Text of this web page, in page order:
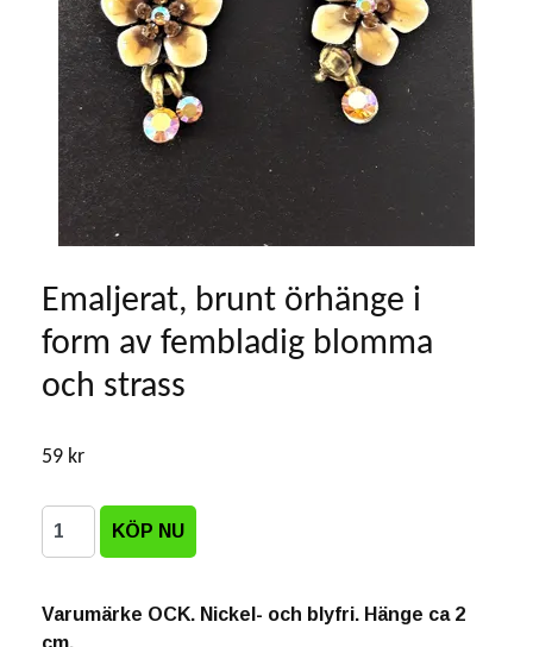
Emaljerat, brunt örhänge i
form av fembladig blomma
och strass
59 kr
Varumärke OCK. Nickel- och blyfri. Hänge ca 2
cm.